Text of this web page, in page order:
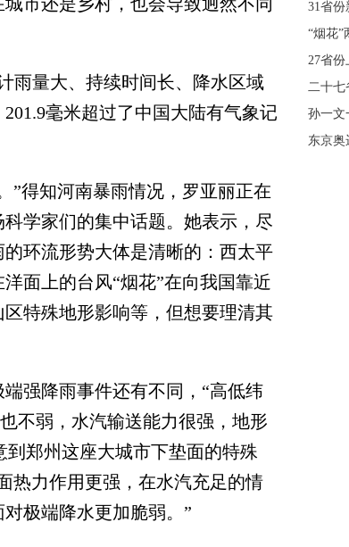
量大、持续时间长、降水区域
毫米超过了中国大陆有气象记
得知河南暴雨情况，罗亚丽正在
学家们的集中话题。她表示，尽
环流形势大体是清晰的：西太平
面上的台风“烟花”在向我国靠近
特殊地形影响等，但想要理清其
强降雨事件还有不同，“高低纬
不弱，水汽输送能力很强，地形
到郑州这座大城市下垫面的特殊
热力作用更强，在水汽充足的情
极端降水更加脆弱。”
31省份
“烟花”
27省份
二十七
孙一文
东京奥